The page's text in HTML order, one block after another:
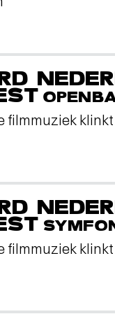
filmmuziek
filmmuziek